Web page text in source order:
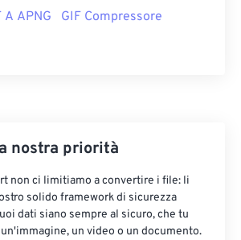
APNG GIF Compressore
nostra priorità
non ci limitiamo a convertire i file: li
solido framework di sicurezza
dati siano sempre al sicuro, che tu
un video o un documento.